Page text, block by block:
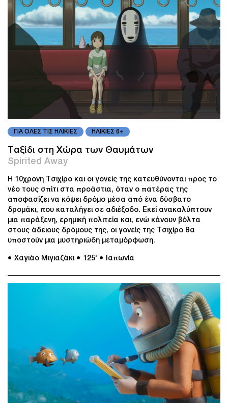
ΓΙΑ ΟΛΕΣ ΤΙΣ ΗΛΙΚΙΕΣ ΗΛΙΚΙΕΣ 6+
Ταξίδι στη Χώρα των Θαυμάτων
Spirited Away
Η 10χρονη Τσιχίρο και οι γονείς της κατευθύνονται προς το
νέο τους σπίτι στα προάστια, όταν ο πατέρας της
αποφασίζει να κόψει δρόμο μέσα από ένα δύσβατο
δρομάκι, που καταλήγει σε αδιέξοδο. Εκεί ανακαλύπτουν
μια παράξενη, ερημική πολιτεία και, ενώ κάνουν βόλτα
στους άδειους δρόμους της, οι γονείς της Τσιχίρο θα
υποστούν μια μυστηριώδη μεταμόρφωση.
● Χαγιάο Μιγιαζάκι ● 125' ● Ιαπωνία